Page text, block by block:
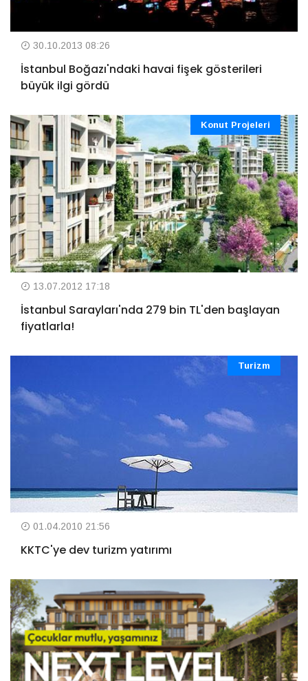
30.10.2013 08:26
İstanbul Boğazı'ndaki havai fişek gösterileri
büyük ilgi gördü
Konut Projeleri
13.07.2012 17:18
İstanbul Sarayları'nda 279 bin TL'den başlayan
fiyatlarla!
Turizm
01.04.2010 21:56
KKTC'ye dev turizm yatırımı